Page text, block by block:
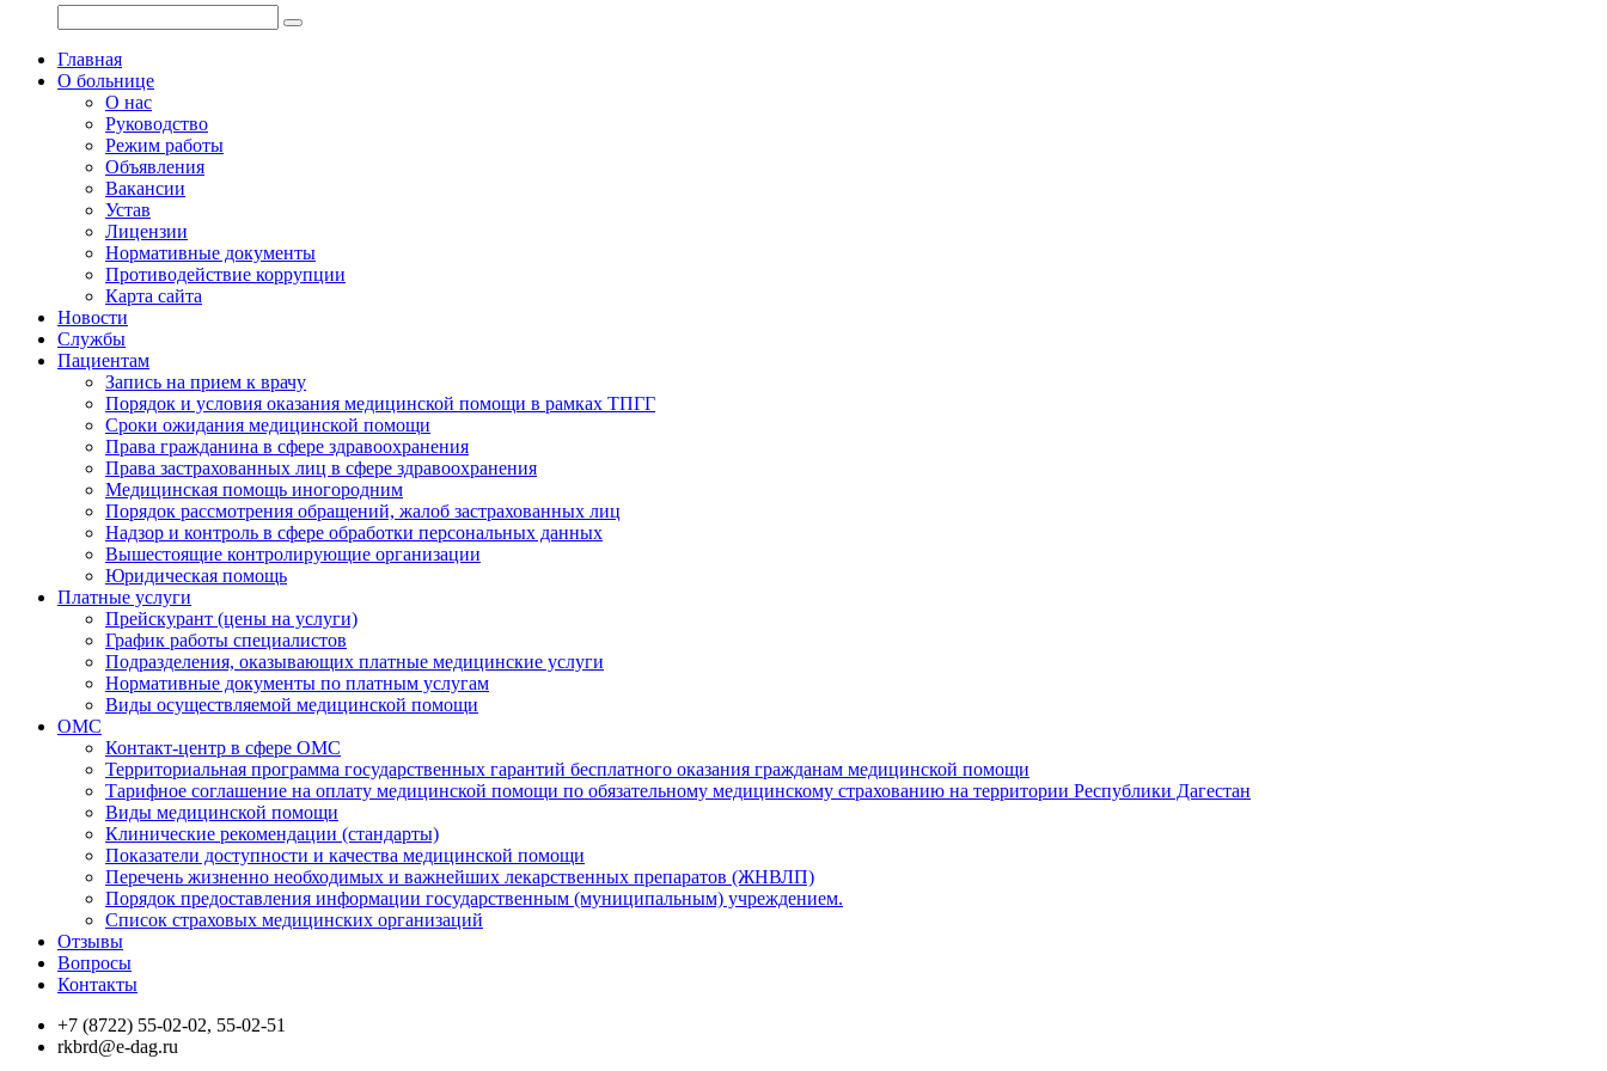
Главная
О больнице
О нас
Руководство
Режим работы
Объявления
Вакансии
Устав
Лицензии
Нормативные документы
Противодействие коррупции
Карта сайта
Новости
Службы
Пациентам
Запись на прием к врачу
Порядок и условия оказания медицинской помощи в рамках ТПГГ
Сроки ожидания медицинской помощи
Права гражданина в сфере здравоохранения
Права застрахованных лиц в сфере здравоохранения
Медицинская помощь иногородним
Порядок рассмотрения обращений, жалоб застрахованных лиц
Надзор и контроль в сфере обработки персональных данных
Вышестоящие контролирующие организации
Юридическая помощь
Платные услуги
Прейскурант (цены на услуги)
График работы специалистов
Подразделения, оказывающих платные медицинские услуги
Нормативные документы по платным услугам
Виды осуществляемой медицинской помощи
ОМС
Контакт-центр в сфере ОМС
Территориальная программа государственных гарантий бесплатного оказания гражданам медицинской помощи
Тарифное соглашение на оплату медицинской помощи по обязательному медицинскому страхованию на территории Республики Дагестан
Виды медицинской помощи
Клинические рекомендации (стандарты)
Показатели доступности и качества медицинской помощи
Перечень жизненно необходимых и важнейших лекарственных препаратов (ЖНВЛП)
Порядок предоставления информации государственным (муниципальным) учреждением.
Список страховых медицинских организаций
Отзывы
Вопросы
Контакты
+7 (8722) 55-02-02, 55-02-51
rkbrd@e-dag.ru